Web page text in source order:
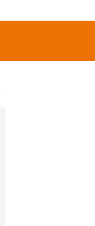
Search